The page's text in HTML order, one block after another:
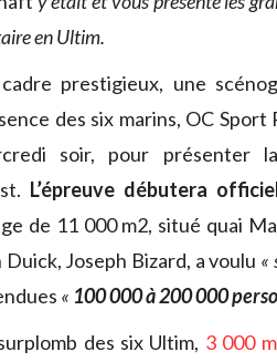
en Ultim.
prestigieux, une
des six marins, OC
soir, pour présenter
L’épreuve débutera
de 11 000 m2, situé quai
Duick, Joseph Bizard, a voulu «
« 100 000 à 200 000
des six Ultim, 3 000